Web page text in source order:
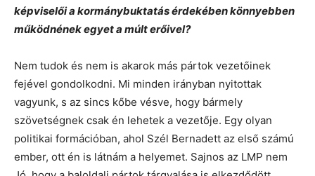
képviselői a kormánybuktatás érdekében könnyebben
működnének egyet a múlt erőivel?
Nem tudok és nem is akarok más pártok vezetőinek
fejével gondolkodni. Mi minden irányban nyitottak
vagyunk, s az sincs kőbe vésve, hogy bármely
szövetségnek csak én lehetek a vezetője. Egy olyan
politikai formációban, ahol Szél Bernadett az első számú
ember, ott én is látnám a helyemet. Sajnos az LMP nem